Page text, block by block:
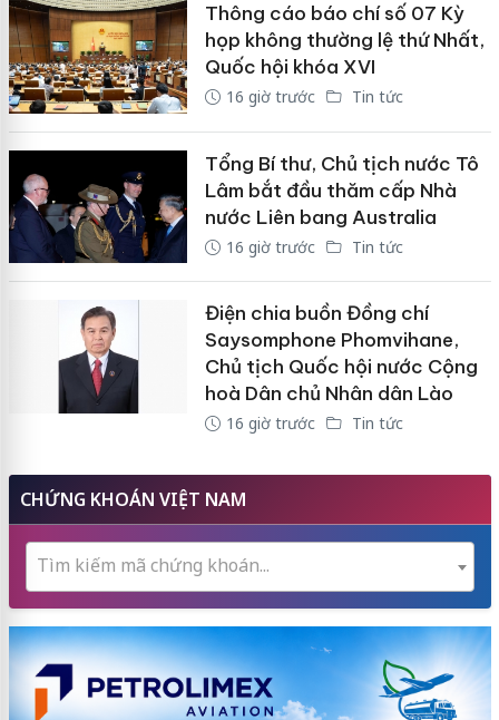
Thông cáo báo chí số 07 Kỳ
họp không thường lệ thứ Nhất,
Quốc hội khóa XVI
16 giờ trước Tin tức
Tổng Bí thư, Chủ tịch nước Tô
Lâm bắt đầu thăm cấp Nhà
nước Liên bang Australia
16 giờ trước Tin tức
Điện chia buồn Đồng chí
Saysomphone Phomvihane,
Chủ tịch Quốc hội nước Cộng
hoà Dân chủ Nhân dân Lào
16 giờ trước Tin tức
CHỨNG KHOÁN VIỆT NAM
Tìm kiếm mã chứng khoán...